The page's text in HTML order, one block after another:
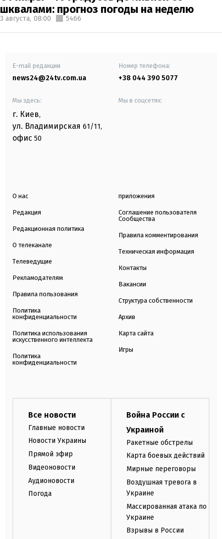
шквалами: прогноз погоды на неделю
3 августа, 08:00 5466
E-mail редакции
news24@24tv.com.ua
Номер телефона:
+38 044 390 5077
Мы здесь:
г. Киев,
ул. Владимирская 61/11,
офис 50
Мы в соцсетях:
О нас
Редакция
Редакционная политика
О телеканале
Телеведущие
Рекламодателям
Правила пользования
Политика
конфиденциальности
Политика использования
искусственного интеллекта
Политика
конфиденциальности
приложения
Соглашение пользователя
Сообщества
Правила комментирования
Техническая информация
Контакты
Вакансии
Структура собственности
Архив
Карта сайта
Игры
Все новости
Главные новости
Новости Украины
Прямой эфир
Видеоновости
Аудионовости
Погода
Война России с
Украиной
Ракетные обстрелы
Карта боевых действий
Мирные переговоры
Воздушная тревога в
Украине
Массированная атака по
Украине
Взрывы в России